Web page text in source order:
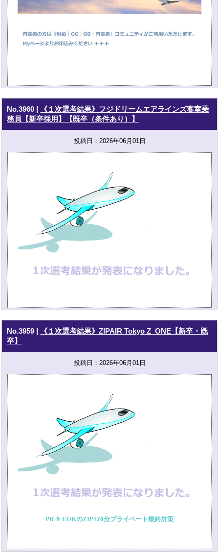
No.3960 |
《１次選考結果》フジドリームエアラインズ客室乗
務員【新卒採用】【既卒（条件あり）】
投稿日：2026年06月01日
No.3959 |
《１次選考結果》ZIPAIR Tokyo Z_ONE【新卒・既
卒】
投稿日：2026年06月01日
PR ✈ EOKのZIP120分プライベート最終対策